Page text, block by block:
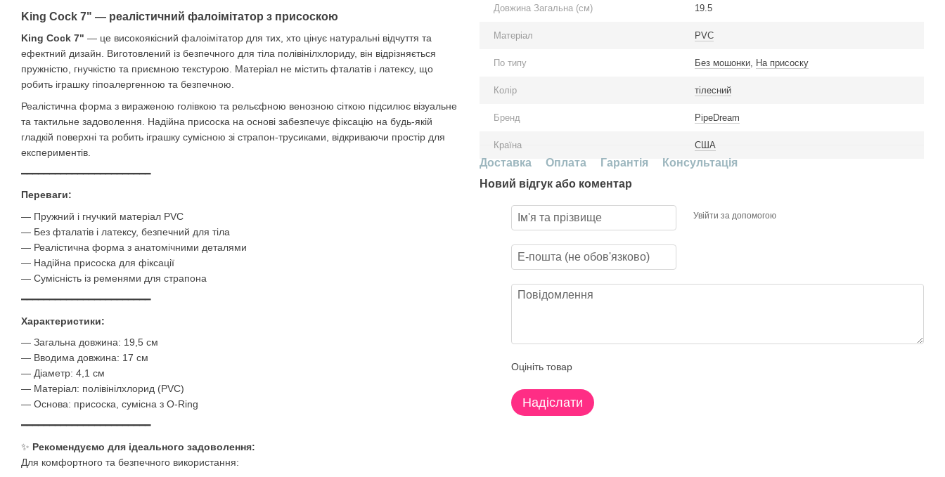
King Cock 7" — реалістичний фалоімітатор з присоскою
King Cock 7" — це високоякісний фалоімітатор для тих, хто цінує натуральні відчуття та
ефектний дизайн. Виготовлений із безпечного для тіла полівінілхлориду, він відрізняється
пружністю, гнучкістю та приємною текстурою. Матеріал не містить фталатів і латексу, що
робить іграшку гіпоалергенною та безпечною.
Реалістична форма з вираженою голівкою та рельєфною венозною сіткою підсилює візуальне
та тактильне задоволення. Надійна присоска на основі забезпечує фіксацію на будь-якій
гладкій поверхні та робить іграшку сумісною зі страпон-трусиками, відкриваючи простір для
експериментів.
━━━━━━━━━━━━━━━━━━━━━━━
Переваги:
— Пружний і гнучкий матеріал PVC
— Без фталатів і латексу, безпечний для тіла
— Реалістична форма з анатомічними деталями
— Надійна присоска для фіксації
— Сумісність із ременями для страпона
━━━━━━━━━━━━━━━━━━━━━━━
Характеристики:
— Загальна довжина: 19,5 см
— Вводима довжина: 17 см
— Діаметр: 4,1 см
— Матеріал: полівінілхлорид (PVC)
— Основа: присоска, сумісна з O-Ring
━━━━━━━━━━━━━━━━━━━━━━━
✨ Рекомендуємо для ідеального задоволення:
Для комфортного та безпечного використання:
Довжина Загальна (см) 19.5
Матеріал PVC
По типу Без мошонки, На присоску
Колір тілесний
Бренд PipeDream
Країна США
Доставка Оплата Гарантія
Консультація
Новий відгук або коментар
Увійти за допомогою
Оцініть товар
Надіслати